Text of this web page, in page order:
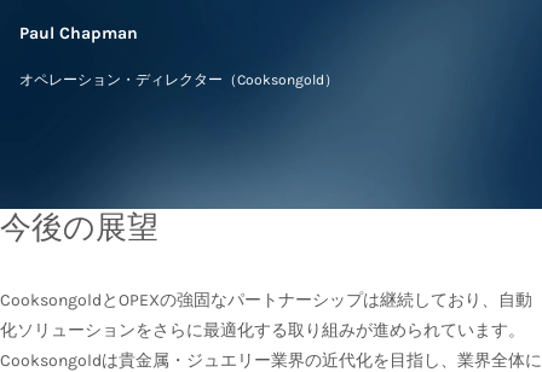
Paul Chapman
オペレーション・ディレクター（Cooksongold）
今後の展望
CooksongoldとOPEXの強固なパートナーシップは継続しており、自動
化ソリューションをさらに最適化する取り組みが進められています。
Cooksongoldは貴金属・ジュエリー業界の近代化を目指し、業界全体に